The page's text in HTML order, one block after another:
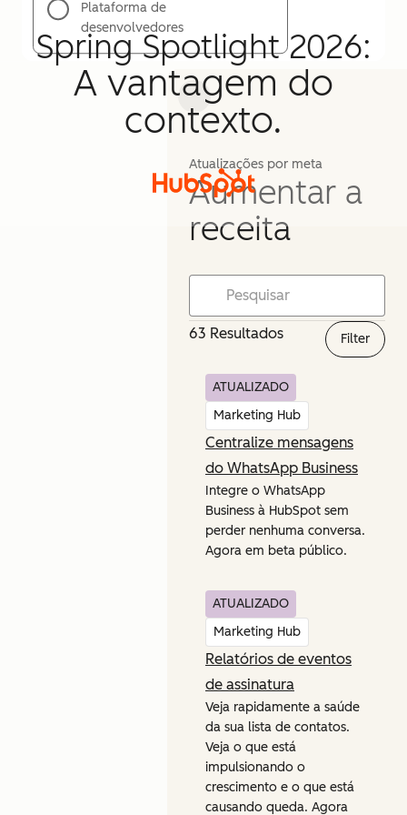
Spring Spotlight 2026:
A vantagem do
contexto.
Plataforma de
desenvolvedores
Atualizações por meta
Aumentar a
receita
63 Resultados Filter
ATUALIZADO
Marketing Hub
Centralize mensagens
do WhatsApp Business
Integre o WhatsApp
Business à HubSpot sem
perder nenhuma conversa.
Agora em beta público.
ATUALIZADO
Marketing Hub
Relatórios de eventos
de assinatura
Veja rapidamente a saúde
da sua lista de contatos.
Veja o que está
impulsionando o
crescimento e o que está
causando queda. Agora